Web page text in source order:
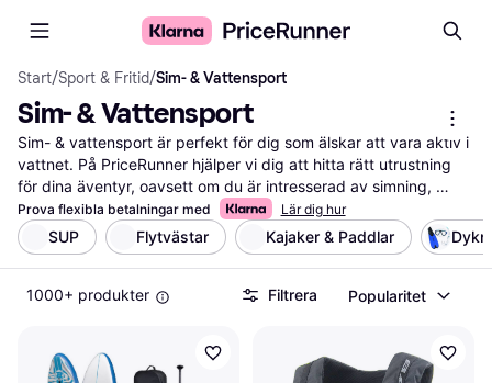
Start/Sport & Fritid/Sim- & Vattensport
Sim- & Vattensport
Sim- & vattensport är perfekt för dig som älskar att vara aktiv i
vattnet. På PriceRunner hjälper vi dig att hitta rätt utrustning
för dina äventyr, oavsett om du är intresserad av simning,
paddling eller snorkling. Vi listar ett brett utbud av produkter
och gör det enkelt att jämföra priser från olika återförsäljare.
Med våra praktiska filter kan du snabbt sortera efter
produktkategori, pris eller användarrecensioner. Det gör det
lättare för dig att hitta den utrustning som passar dina behov
och funktionalitet. Vi guidar dig till de bästa erbjudandena och
Prova flexibla betalningar med Lär dig hur
SUP Flytvästar Kajaker & Paddlar
1000+ produkter Filtrera Popularitet